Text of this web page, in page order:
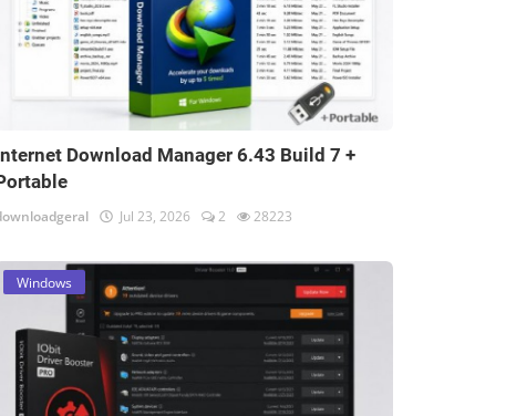
Download Manager 6.43 Build 7 +
Jul 23, 2026 2 28223
Windows